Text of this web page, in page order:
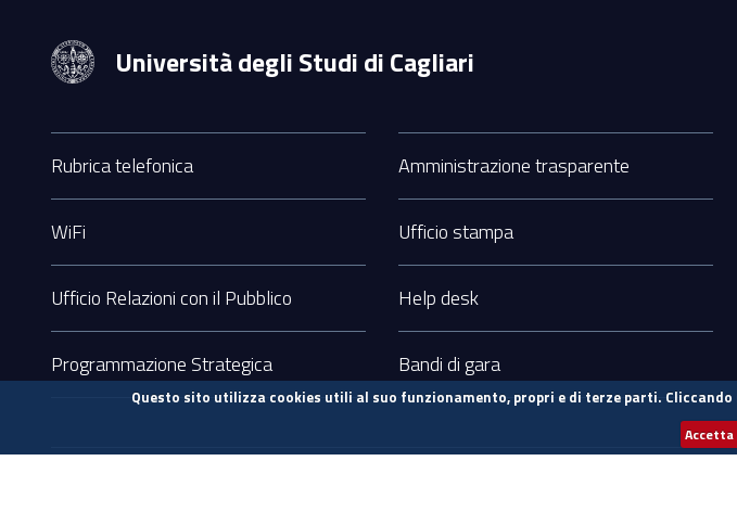
Questo sito utilizza cookies utili al suo funzionamento, propri e di terze parti.
Accetta
Università degli Studi di Cagliari
Sezione
Footer
Rubrica telefonica
WiFi
Ufficio Relazioni con il Pubblico
Programmazione Strategica
Amministrazione trasparente
Ufficio stampa
Help desk
Bandi di gara